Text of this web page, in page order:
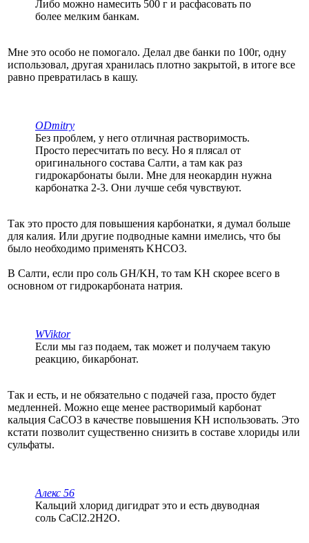
Либо можно намесить 500 г и расфасовать по
более мелким банкам.
Мне это особо не помогало. Делал две банки по 100г, одну
использовал, другая хранилась плотно закрытой, в итоге все
равно превратилась в кашу.
ODmitry
Без проблем, у него отличная растворимость.
Просто пересчитать по весу. Но я плясал от
оригинального состава Салти, а там как раз
гидрокарбонаты были. Мне для неокардин нужна
карбонатка 2-3. Они лучше себя чувствуют.
Так это просто для повышения карбонатки, я думал больше
для калия. Или другие подводные камни имелись, что бы
было необходимо применять KHCO3.
В Салти, если про соль GH/KH, то там KH скорее всего в
основном от гидрокарбоната натрия.
WViktor
Если мы газ подаем, так может и получаем такую
реакцию, бикарбонат.
Так и есть, и не обязательно с подачей газа, просто будет
медленней. Можно еще менее растворимый карбонат
кальция CaCO3 в качестве повышения KH использовать. Это
кстати позволит существенно снизить в составе хлориды или
сульфаты.
Алекс 56
Кальций хлорид дигидрат это и есть двуводная
соль CaCl2.2H2O.